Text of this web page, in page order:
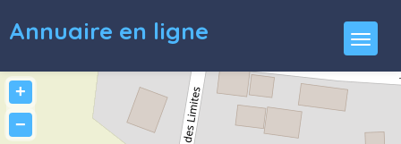
Annuaire en ligne
+
−